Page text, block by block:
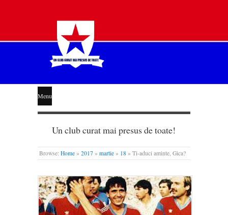
STEAUA
LIBERĂ
Menu
Un club curat mai presus de toate!
Browse: Home » 2017 » martie » 18 » Ti-aduci aminte, Gica?